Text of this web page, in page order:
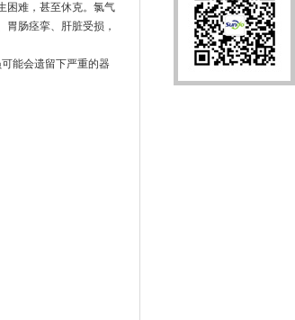
困难，甚至休克。氯气
肠痉挛、肝脏受损，
能会遗留下严重的器